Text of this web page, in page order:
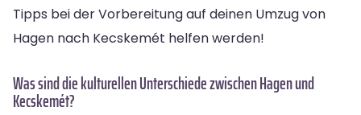
Tipps bei der Vorbereitung auf deinen Umzug von
Hagen nach Kecskemét helfen werden!
Was sind die kulturellen Unterschiede zwischen Hagen und
Kecskemét?